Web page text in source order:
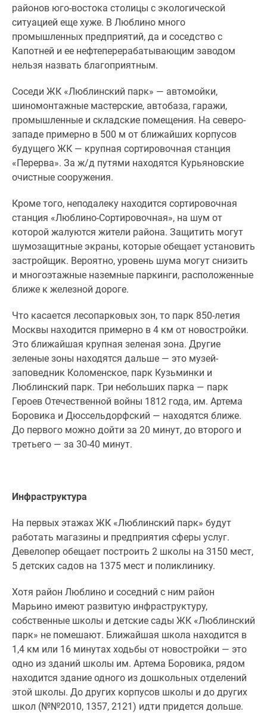
районов юго-востока столицы с экологической
ситуацией еще хуже. В Люблино много
промышленных предприятий, да и соседство с
Капотней и ее нефтеперерабатывающим заводом
нельзя назвать благоприятным.
Соседи ЖК «Люблинский парк» — автомойки,
шиномонтажные мастерские, автобаза, гаражи,
промышленные и складские помещения. На северо-
западе примерно в 500 м от ближайших корпусов
будущего ЖК — крупная сортировочная станция
«Перерва». За ж/д путями находятся Курьяновские
очистные сооружения.
Кроме того, неподалеку находится сортировочная
станция «Люблино-Сортировочная», на шум от
которой жалуются жители района. Защитить могут
шумозащитные экраны, которые обещает установить
застройщик. Вероятно, уровень шума могут снизить
и многоэтажные наземные паркинги, расположенные
ближе к железной дороге.
Что касается лесопарковых зон, то парк 850-летия
Москвы находится примерно в 4 км от новостройки.
Это ближайшая крупная зеленая зона. Другие
зеленые зоны находятся дальше — это музей-
заповедник Коломенское, парк Кузьминки и
Люблинский парк. Три небольших парка — парк
Героев Отечественной войны 1812 года, им. Артема
Боровика и Дюссельдорфский — находятся ближе.
До первого можно дойти за 20 минут, до второго и
третьего — за 30-40 минут.
Инфраструктура
На первых этажах ЖК «Люблинский парк» будут
работать магазины и предприятия сферы услуг.
Девелопер обещает построить 2 школы на 3150 мест,
5 детских садов на 1375 мест и поликлинику.
Хотя район Люблино и соседний с ним район
Марьино имеют развитую инфраструктуру,
собственные школы и детские сады ЖК «Люблинский
парк» не помешают. Ближайшая школа находится в
1,4 км или 16 минутах ходьбы от новостройки — это
одно из зданий школы им. Артема Боровика, рядом
находится здание одного из дошкольных отделений
этой школы. До других корпусов школы и до других
школ (№№2010, 1357, 2121) идти придется дольше.